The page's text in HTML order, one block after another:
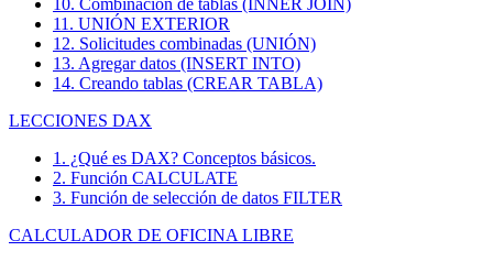
10. Combinación de tablas (INNER JOIN)
11. UNIÓN EXTERIOR
12. Solicitudes combinadas (UNIÓN)
13. Agregar datos (INSERT INTO)
14. Creando tablas (CREAR TABLA)
LECCIONES DAX
1. ¿Qué es DAX? Conceptos básicos.
2. Función CALCULATE
3. Función de selección de datos FILTER
CALCULADOR DE OFICINA LIBRE